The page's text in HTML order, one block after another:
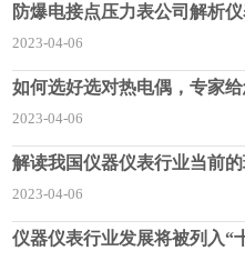
防爆电接点压力表公司解析
2023-04-06
如何选好选对热电偶，专家给
2023-04-06
解读我国仪器仪表行业当前
2023-04-06
仪器仪表行业发展将被列入“